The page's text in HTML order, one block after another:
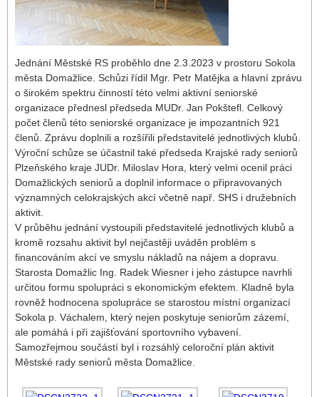
Jednání Městské RS proběhlo dne 2.3.2023 v prostoru Sokola
města Domažlice. Schůzi řídil Mgr. Petr Matějka a hlavní zprávu
o širokém spektru činností této velmi aktivní seniorské
organizace přednesl předseda MUDr. Jan Pokštefl. Celkový
počet členů této seniorské organizace je impozantních 921
členů. Zprávu doplnili a rozšířili představitelé jednotlivých klubů.
Výroční schůze se účastnil také předseda Krajské rady seniorů
Plzeňského kraje JUDr. Miloslav Hora, který velmi ocenil práci
Domažlických seniorů a doplnil informace o připravovaných
významných celokrajských akcí včetně např. SHS i družebních
aktivit.
V průběhu jednání vystoupili představitelé jednotlivých klubů a
kromě rozsahu aktivit byl nejčastěji uváděn problém s
financováním akcí ve smyslu nákladů na nájem a dopravu.
Starosta Domažlic Ing. Radek Wiesner i jeho zástupce navrhli
určitou formu spolupráci s ekonomickým efektem. Kladně byla
rovněž hodnocena spolupráce se starostou místní organizací
Sokola p. Váchalem, který nejen poskytuje seniorům zázemí,
ale pomáhá i při zajišťování sportovního vybavení.
Samozřejmou součástí byl i rozsáhlý celoroční plán aktivit
Městské rady seniorů města Domažlice.